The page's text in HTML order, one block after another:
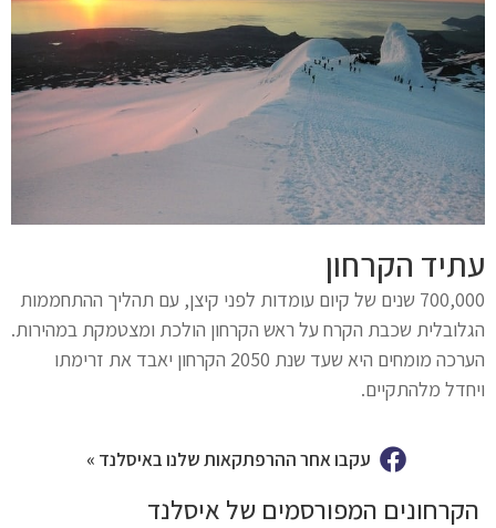
עתיד הקרחון
700,000 שנים של קיום עומדות לפני קיצן, עם תהליך ההתחממות
הגלובלית שכבת הקרח על ראש הקרחון הולכת ומצטמקת במהירות.
הערכה מומחים היא שעד שנת 2050 הקרחון יאבד את זרימתו
ויחדל מלהתקיים.
עקבו אחר ההרפתקאות שלנו באיסלנד »
הקרחונים המפורסמים של איסלנד